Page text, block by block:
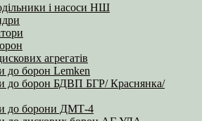
і насоси НШ
агрегатів
до борон Lemken
до борон БДВП БГР/ Краснянка/
до борони ДМТ-4